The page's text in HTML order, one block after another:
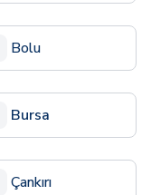
Bolu
Bursa
Çankırı